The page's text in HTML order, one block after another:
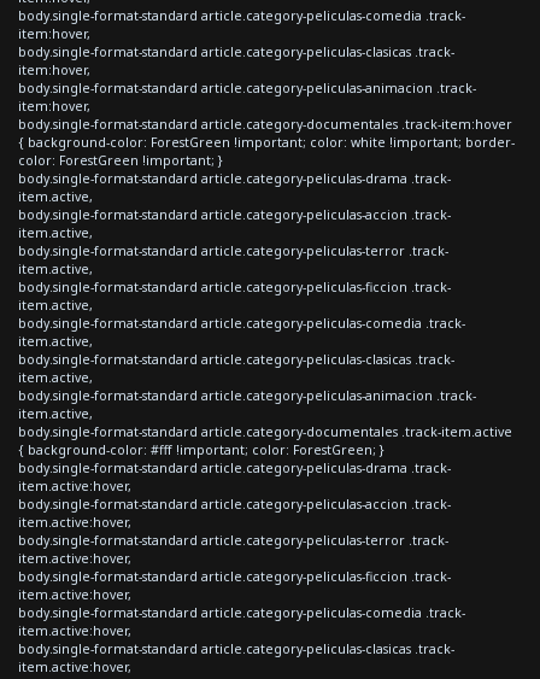
body.single-format-standard article.category-peliculas-comedia .track-
item:hover,
body.single-format-standard article.category-peliculas-clasicas .track-
item:hover,
body.single-format-standard article.category-peliculas-animacion .track-
item:hover,
body.single-format-standard article.category-documentales .track-item:hover
{ background-color: ForestGreen !important; color: white !important; border-
color: ForestGreen !important; }
body.single-format-standard article.category-peliculas-drama .track-
item.active,
body.single-format-standard article.category-peliculas-accion .track-
item.active,
body.single-format-standard article.category-peliculas-terror .track-
item.active,
body.single-format-standard article.category-peliculas-ficcion .track-
item.active,
body.single-format-standard article.category-peliculas-comedia .track-
item.active,
body.single-format-standard article.category-peliculas-clasicas .track-
item.active,
body.single-format-standard article.category-peliculas-animacion .track-
item.active,
body.single-format-standard article.category-documentales .track-item.active
{ background-color: #fff !important; color: ForestGreen; }
body.single-format-standard article.category-peliculas-drama .track-
item.active:hover,
body.single-format-standard article.category-peliculas-accion .track-
item.active:hover,
body.single-format-standard article.category-peliculas-terror .track-
item.active:hover,
body.single-format-standard article.category-peliculas-ficcion .track-
item.active:hover,
body.single-format-standard article.category-peliculas-comedia .track-
item.active:hover,
body.single-format-standard article.category-peliculas-clasicas .track-
item.active:hover,